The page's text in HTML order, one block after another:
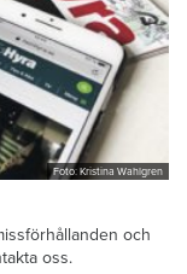
Foto: Kristina Wahlgren
och
oss.